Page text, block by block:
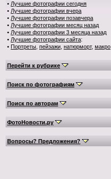
• Лучшие фотографии сегодня
• Лучшие фотографии вчера
• Лучшие фотографии позавчера
• Лучшие фотографии месяц назад
• Лучшие фотографии 3 месяца назад
• Лучшие фотографии сайта:
• Портреты пейзажи натюрморт, макро
Перейти к рубрике
Поиск по фотографиям
Поиск по авторам
ФотоНовости.ру
Вопросы? Предложения?